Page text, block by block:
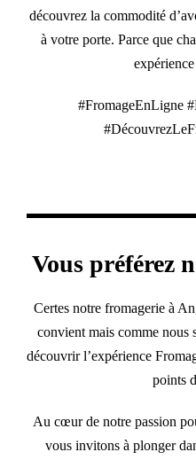
découvrez la commodité
à votre porte. Parce que
#FromageEnLigne
Vous préférez
Certes notre fromagerie à
convient mais comme nous
découvrir l’expérience
points
Au cœur de notre passion
vous invitons à plonger